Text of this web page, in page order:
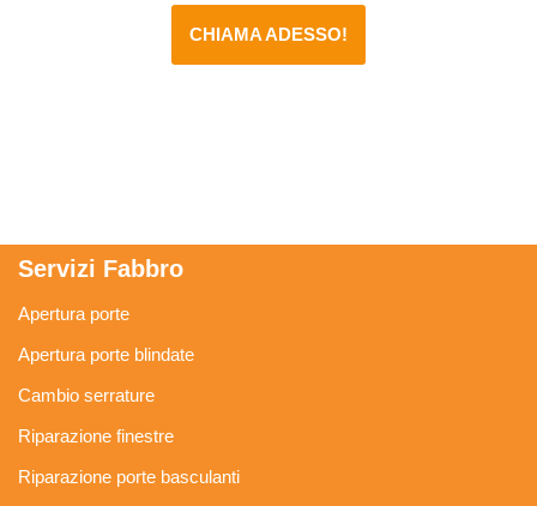
CHIAMA ADESSO!
Servizi Fabbro
Apertura porte
Apertura porte blindate
Cambio serrature
Riparazione finestre
Riparazione porte basculanti